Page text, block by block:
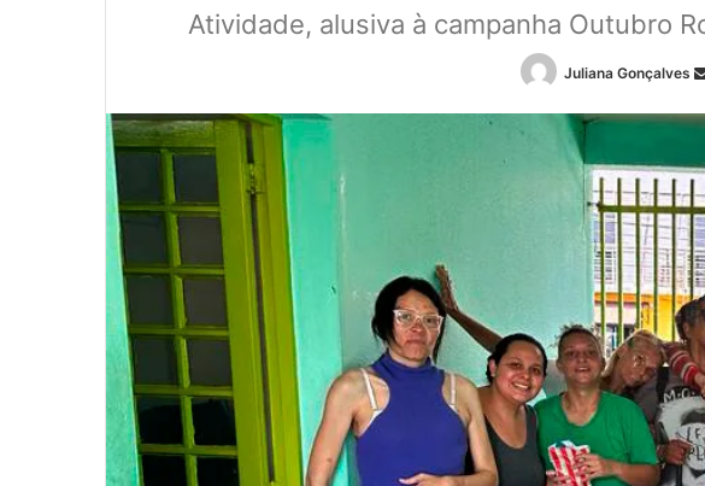
Atividade, alusiva à campanha Outubro
Juliana Gonçalves